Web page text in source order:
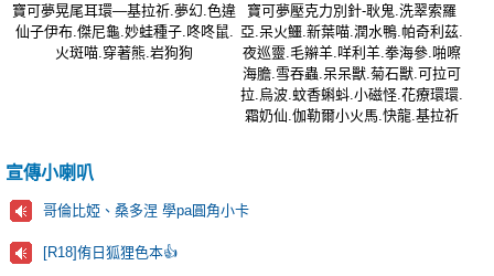
寶可夢晃尾耳環—基拉祈.夢幻.色違
仙子伊布.傑尼龜.妙蛙種子.咚咚鼠.
火斑喵.穿著熊.岩狗狗
寶可夢壓克力別針-耿鬼.洗翠索羅
亞.呆火鱷.新葉喵.潤水鴨.帕奇利茲.
夜巡靈.毛辮羊.咩利羊.拳海參.啪嚓
海膽.雪吞蟲.呆呆獸.菊石獸.可拉可
拉.烏波.蚊香蝌蚪.小磁怪.花療環環.
霜奶仙.伽勒爾小火馬.快龍.基拉祈
宣傳小喇叭
哥倫比婭、桑多涅 學pa圓角小卡
[R18]侑日狐狸色本👍